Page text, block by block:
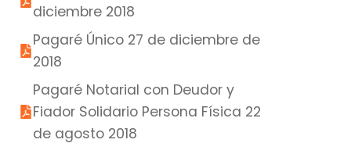
diciembre 2018
Pagaré Único 27 de diciembre de
2018
Pagaré Notarial con Deudor y
Fiador Solidario Persona Física 22
de agosto 2018